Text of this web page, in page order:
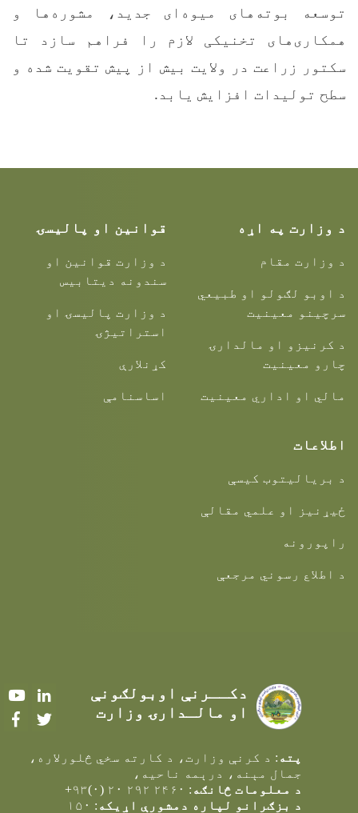
توسعه بوته‌های میوه‌ای جدید، مشوره‌ها و
همکاری‌های تخنیکی لازم را فراهم سازد تا
سکتور زراعت در ولایت بیش از پیش تقویت شده و
سطح تولیدات افزایش یابد.
د وزارت په اړه
د وزارت مقام
د اوبو لګولو او طبیعي
سرچینو معینیت
د کرنیزو او مالدارۍ
چارو معینیت
مالي او اداري معینیت
قوانین او پالیسۍ
د وزارت قوانین او
سندونه دیتابیس
د وزارت پالیسۍ او
استراتیژۍ
کړنلارې
اساسنامې
اطلاعات
د بریالیتوب کیسې
ځیړنیز او علمي مقالې
راپورونه
د اطلاع رسوني مرجعې
دکــرنې اوبولګونې
او مالـدارۍ وزارت
YoutubeLinkedIn
Facebook
پته : د کرنې وزارت، د کارته سخي څلورلاره،
جمال مېنه، درېمه ناحيه،
د معلومات څانګه : ۲۴۶۰ ۲۹۲ ۲۰ (۰)۹۳+
د بزګرانو لپاره دمشورې اړیکه : ۱۵۰